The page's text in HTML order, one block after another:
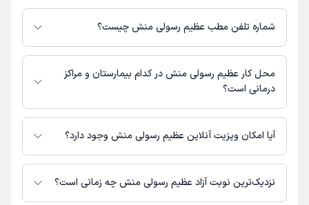
عظیم رسولی منش 1 مطب فعال دارند. آدرس مطب‌های عظیم رسولی منش به
شرح زیر است.
بندرعباس، چهارراه فاطمیه، کوچه بینش ده، پشت فرش شیوا، ساختمان
پزشکان صدرا، طبقه3، کلینیک یاس هرمزگان.
شماره تلفن مطب عظیم رسولی منش چیست؟
مطب چهارراه فاطمیه : 07632237595
محل کار عظیم رسولی منش در کدام بیمارستان و مراکز
درمانی است؟
اطلاعاتی درباره محل فعالیت عظیم رسولی منش در مراکز درمانی در دسترس
نیست.
آیا امکان ویزیت آنلاین عظیم رسولی منش وجود دارد؟
در حال حاضر اطلاعاتی درباره ارائه ویزیت آنلاین توسط عظیم رسولی منش در
دسترس نیست. برای دریافت اطلاعات دقیق‌تر، لطفاً با مطب تماس بگیرید.
نزدیک‌ترین نوبت آزاد عظیم رسولی منش چه زمانی است؟